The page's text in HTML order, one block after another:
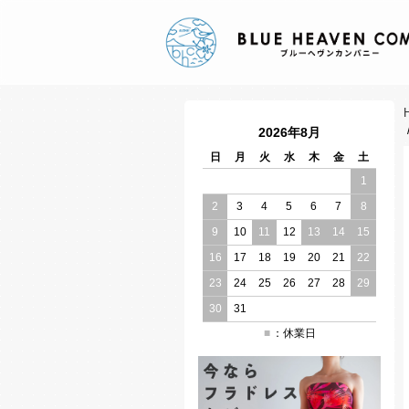
2026年8月
日 月 火 水 木 金
土
1
2
3 4 5 6 7
8
9
10 11 12 13 14
15
16
17 18 19 20 21
22
23
24 25 26 27 28
29
30
31
■ ：休業日